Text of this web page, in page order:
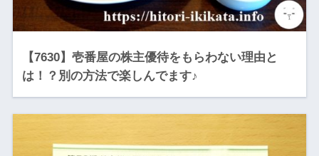
【7630】壱番屋の株主優待をもらわない理由と
は！？別の方法で楽しんでます♪